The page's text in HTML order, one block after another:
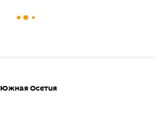
Южная Осетия